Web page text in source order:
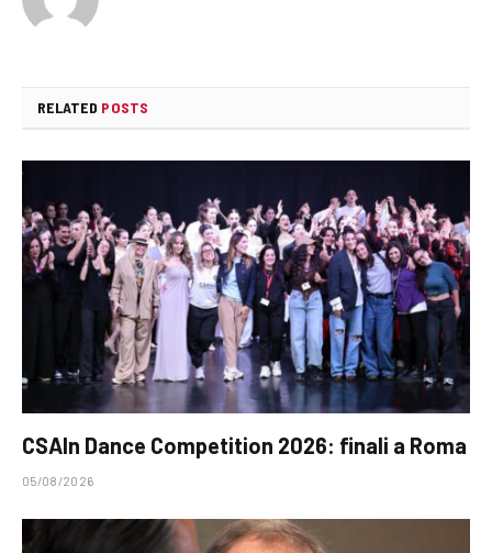
RELATED POSTS
CSAIn Dance Competition 2026: finali a Roma
05/08/2026